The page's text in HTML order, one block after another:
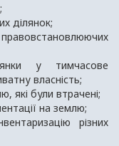
ділянок;
у тимчасове
власність;
які були втрачені;
на землю;
різних